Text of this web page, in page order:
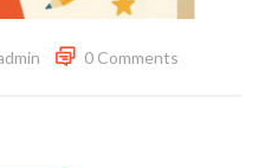
0 Comments